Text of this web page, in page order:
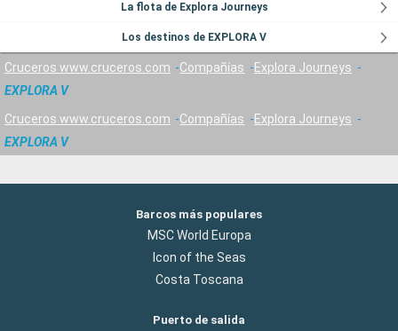
La flota de Explora Journeys
Los destinos de EXPLORA V
Cruceros www.cruceros.com Compañías
Explora Journeys
EXPLORA V
Cruceros www.cruceros.com Compañías
Explora Journeys
EXPLORA V
Barcos más populares
MSC World Europa
Icon of the Seas
Costa Toscana
Puerto de salida